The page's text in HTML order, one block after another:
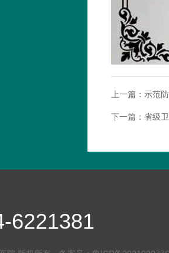
上一篇： 示范
下一篇： 省级
6221381